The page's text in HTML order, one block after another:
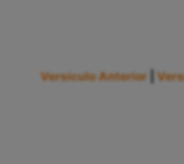
Versículo Anterior